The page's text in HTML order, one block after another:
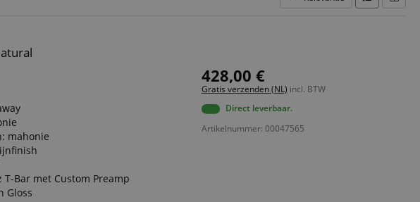
mahonie
T-Bar met Custom Preamp
Gloss
428,00 €
Gratis verzenden (NL) incl. BTW
Direct leverbaar.
Artikelnummer: 00047565